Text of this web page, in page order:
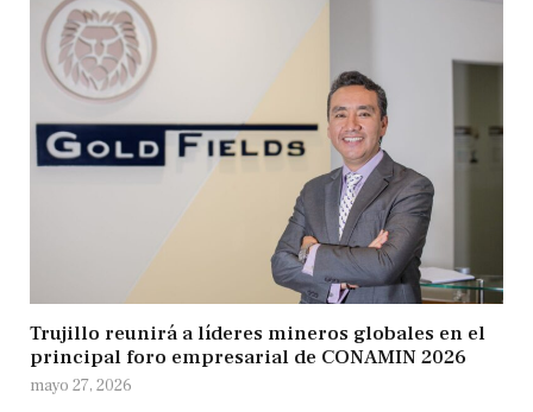
Trujillo reunirá a líderes mineros globales en el
principal foro empresarial de CONAMIN 2026
mayo 27, 2026